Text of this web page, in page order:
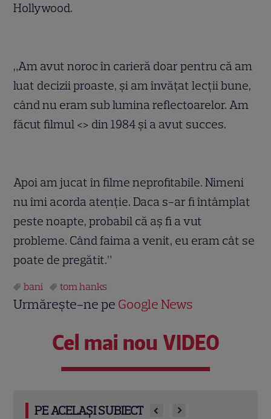
Hollywood.
„Am avut noroc în carieră doar pentru că am
luat decizii proaste, şi am învăţat lecţii bune,
când nu eram sub lumina reflectoarelor. Am
făcut filmul <> din 1984 şi a avut succes.
Apoi am jucat în filme neprofitabile. Nimeni
nu îmi acorda atenţie. Daca s-ar fi întâmplat
peste noapte, probabil că aş fi a vut
probleme. Când faima a venit, eu eram cât se
poate de pregătit.”
bani tom hanks
Urmărește-ne pe Google News
Cel mai nou VIDEO
PE ACELAȘI SUBIECT